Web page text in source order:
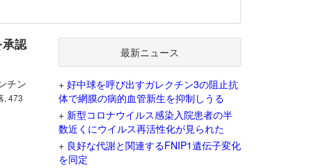
認
チン
, 473
最新ニュース
+ 好中球を呼び出すガレクチン3の阻止抗
体で網膜の病的血管新生を抑制しうる
+ 新型コロナウイルス感染入院患者の半
数近くにウイルス再活性化が見られた
+ 良好な代謝と関連するFNIP1遺伝子変化
を同定